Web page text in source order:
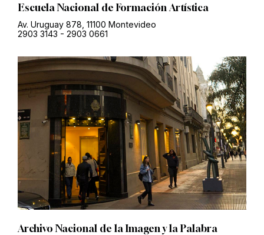
Escuela Nacional de Formación Artística
Av. Uruguay 878, 11100 Montevideo
2903 3143 - 2903 0661
Archivo Nacional de la Imagen y la Palabra